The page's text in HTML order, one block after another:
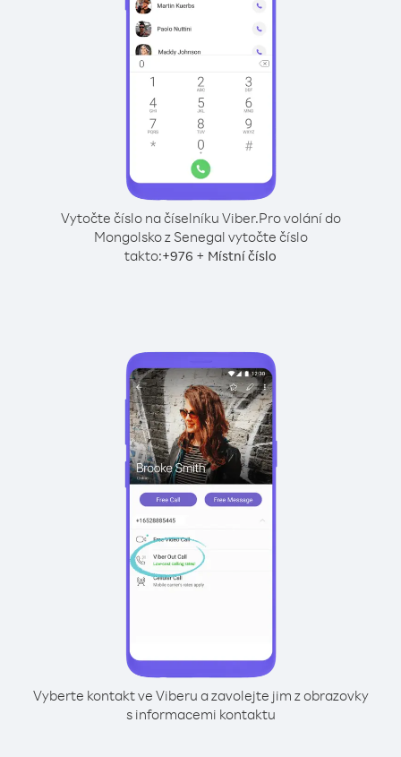
Vytočte číslo na číselníku Viber.Pro volání do
Mongolsko z Senegal vytočte číslo
takto:+976 + Místní číslo
Vyberte kontakt ve Viberu a zavolejte jim z obrazovky
s informacemi kontaktu